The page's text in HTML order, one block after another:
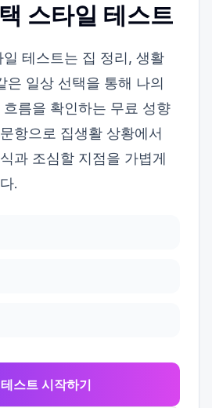
스타일 테스트
테스트는 집 정리, 생활
은 일상 선택을 통해 나의
름을 확인하는 무료 성향
항으로 집생활 상황에서
과 조심할 지점을 가볍게
.
테스트 시작하기